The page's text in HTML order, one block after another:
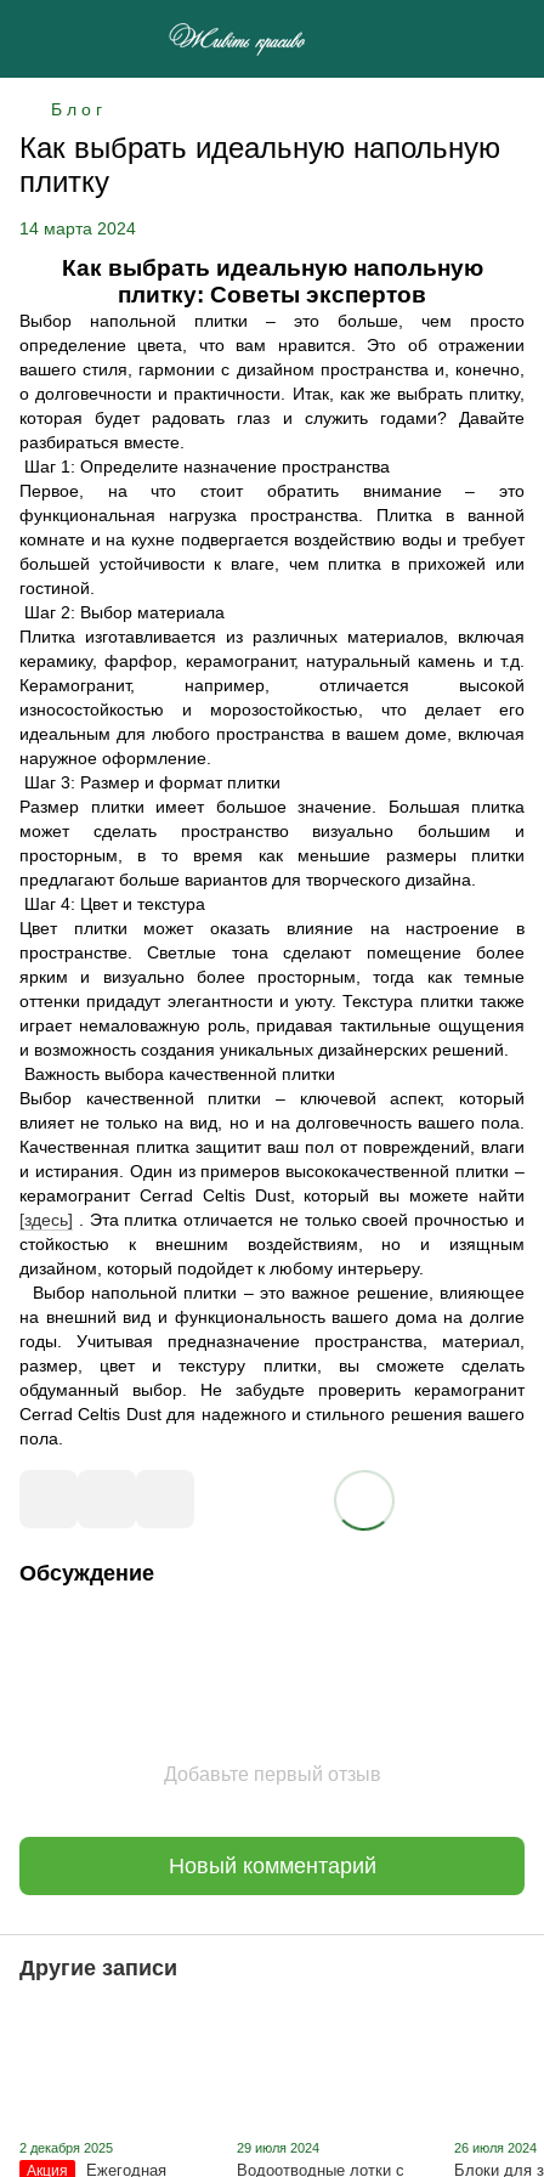
Б л о г
Как выбрать идеальную напольную
плитку
14 марта 2024
Как выбрать идеальную напольную
плитку: Советы экспертов
Выбор напольной плитки – это больше, чем просто
определение цвета, что вам нравится. Это об отражении
вашего стиля, гармонии с дизайном пространства и, конечно,
о долговечности и практичности. Итак, как же выбрать плитку,
которая будет радовать глаз и служить годами? Давайте
разбираться вместе.
Шаг 1: Определите назначение пространства
Первое, на что стоит обратить внимание – это
функциональная нагрузка пространства. Плитка в ванной
комнате и на кухне подвергается воздействию воды и требует
большей устойчивости к влаге, чем плитка в прихожей или
гостиной.
Шаг 2: Выбор материала
Плитка изготавливается из различных материалов, включая
керамику, фарфор, керамогранит, натуральный камень и т.д.
Керамогранит, например, отличается высокой
износостойкостью и морозостойкостью, что делает его
идеальным для любого пространства в вашем доме, включая
наружное оформление.
Шаг 3: Размер и формат плитки
Размер плитки имеет большое значение. Большая плитка
может сделать пространство визуально большим и
просторным, в то время как меньшие размеры плитки
предлагают больше вариантов для творческого дизайна.
Шаг 4: Цвет и текстура
Цвет плитки может оказать влияние на настроение в
пространстве. Светлые тона сделают помещение более
ярким и визуально более просторным, тогда как темные
оттенки придадут элегантности и уюту. Текстура плитки также
играет немаловажную роль, придавая тактильные ощущения
и возможность создания уникальных дизайнерских решений.
Важность выбора качественной плитки
Выбор качественной плитки – ключевой аспект, который
влияет не только на вид, но и на долговечность вашего пола.
Качественная плитка защитит ваш пол от повреждений, влаги
и истирания. Один из примеров высококачественной плитки –
керамогранит Cerrad Celtis Dust, который вы можете найти
[здесь] . Эта плитка отличается не только своей прочностью и
стойкостью к внешним воздействиям, но и изящным
дизайном, который подойдет к любому интерьеру.
Выбор напольной плитки – это важное решение, влияющее
на внешний вид и функциональность вашего дома на долгие
годы. Учитывая предназначение пространства, материал,
размер, цвет и текстуру плитки, вы сможете сделать
обдуманный выбор. Не забудьте проверить керамогранит
Cerrad Celtis Dust для надежного и стильного решения вашего
пола.
Обсуждение
Добавьте первый отзыв
Новый комментарий
Другие записи
2 декабря 2025
Акция Ежегодная
29 июля 2024
Водоотводные лотки с
26 июля 2024
Блоки для